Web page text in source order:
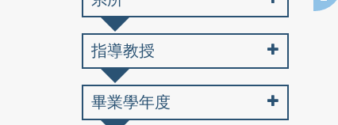
指導教授
畢業學年度